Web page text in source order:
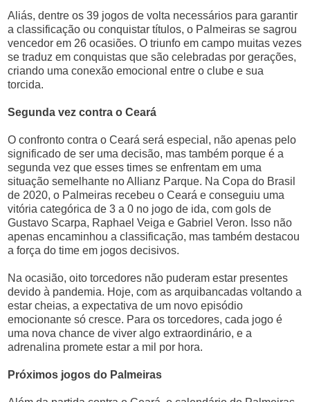
Aliás, dentre os 39 jogos de volta necessários para garantir
a classificação ou conquistar títulos, o Palmeiras se sagrou
vencedor em 26 ocasiões. O triunfo em campo muitas vezes
se traduz em conquistas que são celebradas por gerações,
criando uma conexão emocional entre o clube e sua
torcida.
Segunda vez contra o Ceará
O confronto contra o Ceará será especial, não apenas pelo
significado de ser uma decisão, mas também porque é a
segunda vez que esses times se enfrentam em uma
situação semelhante no Allianz Parque. Na Copa do Brasil
de 2020, o Palmeiras recebeu o Ceará e conseguiu uma
vitória categórica de 3 a 0 no jogo de ida, com gols de
Gustavo Scarpa, Raphael Veiga e Gabriel Veron. Isso não
apenas encaminhou a classificação, mas também destacou
a força do time em jogos decisivos.
Na ocasião, oito torcedores não puderam estar presentes
devido à pandemia. Hoje, com as arquibancadas voltando a
estar cheias, a expectativa de um novo episódio
emocionante só cresce. Para os torcedores, cada jogo é
uma nova chance de viver algo extraordinário, e a
adrenalina promete estar a mil por hora.
Próximos jogos do Palmeiras